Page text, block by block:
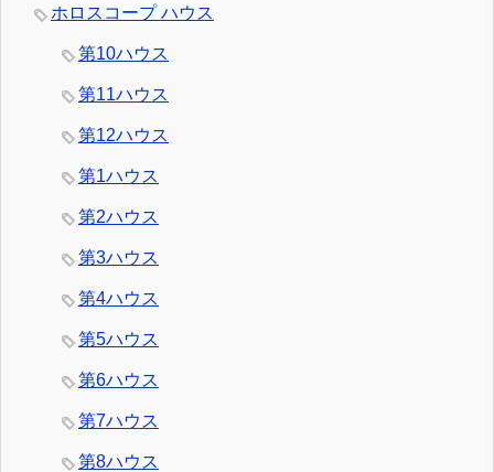
ホロスコープ ハウス
第10ハウス
第11ハウス
第12ハウス
第1ハウス
第2ハウス
第3ハウス
第4ハウス
第5ハウス
第6ハウス
第7ハウス
第8ハウス